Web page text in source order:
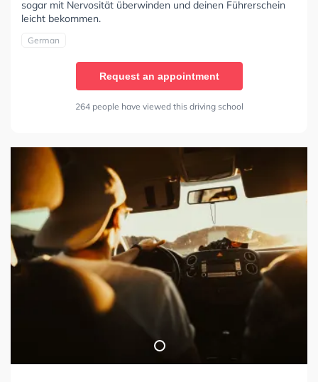
sogar mit Nervosität überwinden und deinen Führerschein
leicht bekommen.
German
Request an appointment
264 people have viewed this driving school